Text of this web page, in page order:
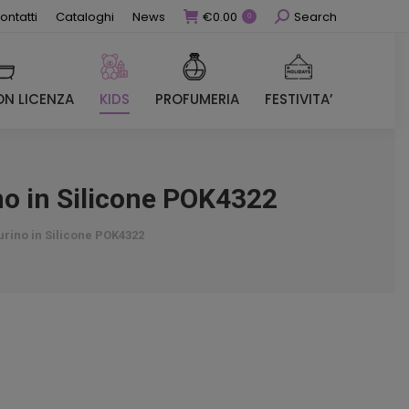
Cataloghi News €0.00 0 CercaSearch
LICENZA KIDS PROFUMERIA FESTIVITA’
in Silicone POK4322
in Silicone POK4322
LICENZA KIDS PROFUMERIA FESTIVITA’